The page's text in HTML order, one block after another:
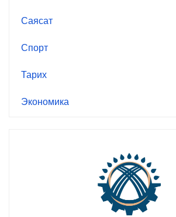
Саясат
Спорт
Тарих
Экономика